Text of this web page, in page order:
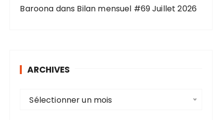
Baroona dans Bilan mensuel #69 Juillet 2026
ARCHIVES
Sélectionner un mois